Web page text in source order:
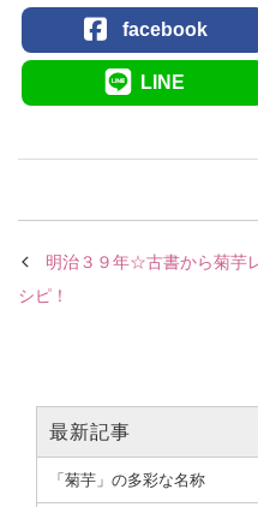
facebook
LINE
明治３９年☆古書から菊芋
シピ！
最新記事
「菊芋」の多彩な名称